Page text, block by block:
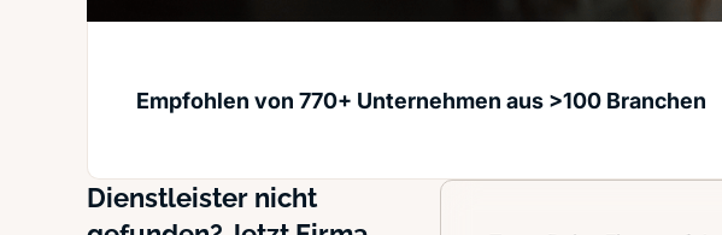
Empfohlen von 770+ Unternehmen aus >100 Branchen
Dienstleister nicht